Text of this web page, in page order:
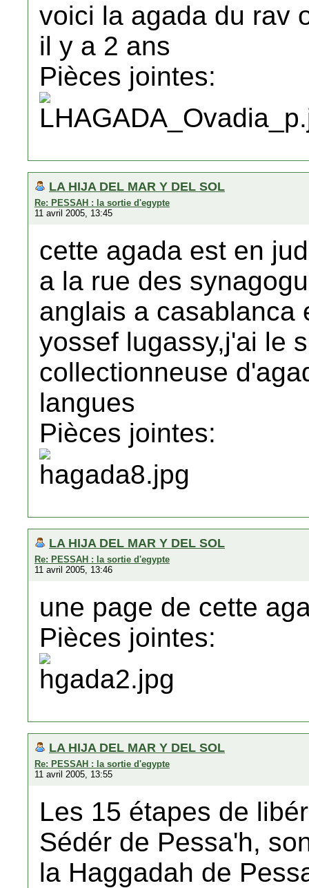
voici la agada du rav
il y a 2 ans
Pièces jointes:
LA HIJA DEL MAR Y DEL SOL
Re: PESSAH : la sortie d'egypte
11 avril 2005, 13:45
cette agada est en
a la rue des
anglais a casablanca
yossef lugassy,j'ai le
collectionneuse
langues
Pièces jointes:
LA HIJA DEL MAR Y DEL SOL
Re: PESSAH : la sortie d'egypte
11 avril 2005, 13:46
une page de cette
Pièces jointes:
LA HIJA DEL MAR Y DEL SOL
Re: PESSAH : la sortie d'egypte
11 avril 2005, 13:55
Les 15 étapes de
Sédér de Pessa'h,
la Haggadah de